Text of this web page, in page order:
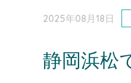
2025年08月18日
静岡浜松